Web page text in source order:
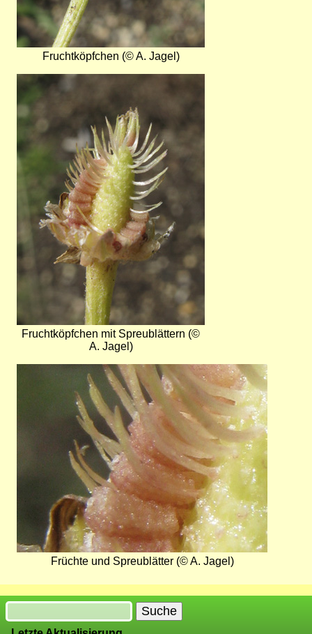
Fruchtköpfchen (© A. Jagel)
Bild
Fruchtköpfchen mit Spreublättern (©
A. Jagel)
Früchte und Spreublätter (© A. Jagel)
Suche